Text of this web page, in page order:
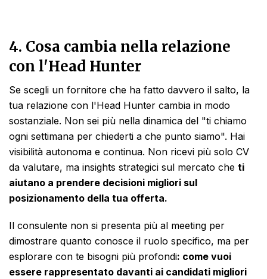
4. Cosa cambia nella relazione
con l'Head Hunter
Se scegli un fornitore che ha fatto davvero il salto, la
tua relazione con l'Head Hunter cambia in modo
sostanziale. Non sei più nella dinamica del "ti chiamo
ogni settimana per chiederti a che punto siamo". Hai
visibilità autonoma e continua. Non ricevi più solo CV
da valutare, ma insights strategici sul mercato che ti
aiutano a prendere decisioni migliori sul
posizionamento della tua offerta.
Il consulente non si presenta più al meeting per
dimostrare quanto conosce il ruolo specifico, ma per
esplorare con te bisogni più profondi: come vuoi
essere rappresentato davanti ai candidati migliori